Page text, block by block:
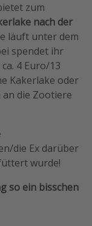
zum
nach der
läuft unter dem
spendet ihr
4 Euro/13
Kakerlake oder
die Zootiere
die Ex darüber
wurde!
so ein bisschen